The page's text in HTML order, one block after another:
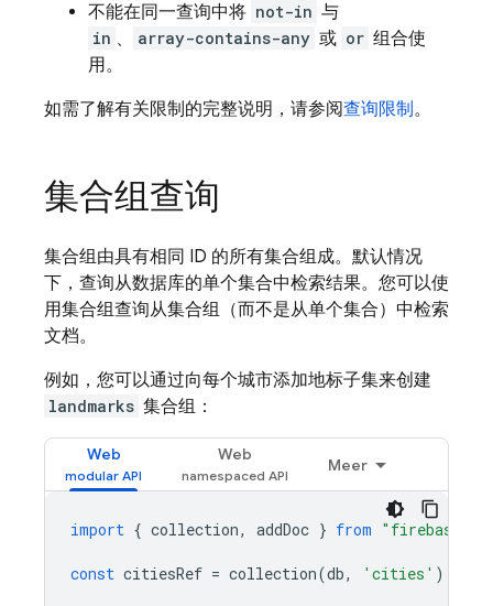
不能在同一查询中将 not-in 与
in 、 array-contains-any 或 or 组合使
用。
如需了解有关限制的完整说明，请参阅查询限制。
集合组查询
集合组由具有相同 ID 的所有集合组成。默认情况
下，查询从数据库的单个集合中检索结果。您可以使
用集合组查询从集合组（而不是从单个集合）中检索
文档。
例如，您可以通过向每个城市添加地标子集来创建
landmarks 集合组：
Web Web
Meer
import { collection, addDoc } from "firebase/
const citiesRef = collection(db, 'cities' );